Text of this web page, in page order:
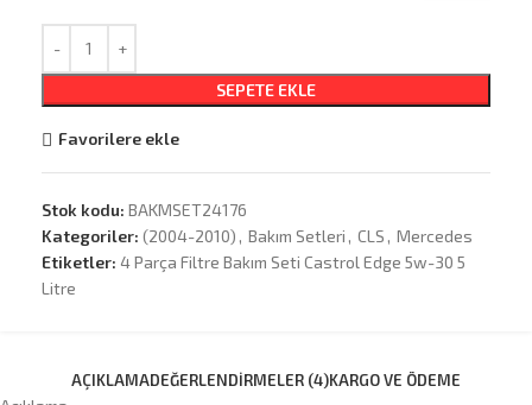
SEPETE EKLE
Favorilere ekle
Stok kodu: BAKMSET24176
Kategoriler: (2004-2010) , Bakım Setleri , CLS , Mercedes
Etiketler: 4 Parça Filtre Bakım Seti Castrol Edge 5w-30 5
Litre
AÇIKLAMADEĞERLENDIRMELER (4)KARGO VE ÖDEME